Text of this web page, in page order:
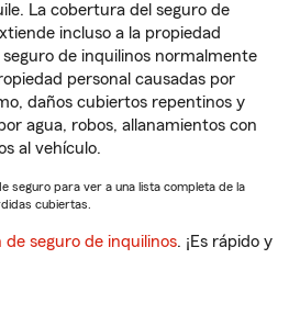
La cobertura del seguro de
incluso a la propiedad
de inquilinos normalmente
personal causadas por
daños cubiertos repentinos y
agua, robos, allanamientos con
al vehículo.
seguro para ver a una lista completa de la
cubiertas.
de seguro de inquilinos. ¡Es rápido y